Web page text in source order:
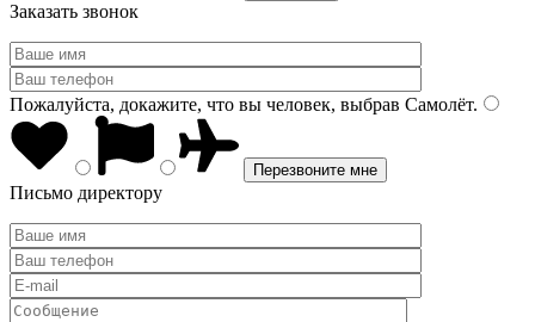
Заказать звонок
Пожалуйста, докажите, что вы человек, выбрав Самолёт.
Письмо директору